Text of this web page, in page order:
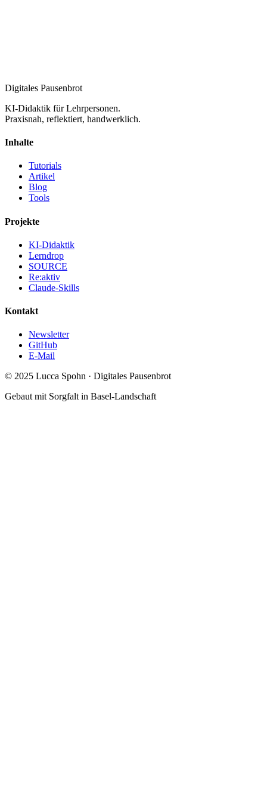
Digitales Pausenbrot
KI-Didaktik für Lehrpersonen.
Praxisnah, reflektiert, handwerklich.
Inhalte
Tutorials
Artikel
Blog
Tools
Projekte
KI-Didaktik
Lerndrop
SOURCE
Re:aktiv
Claude-Skills
Kontakt
Newsletter
GitHub
E-Mail
© 2025 Lucca Spohn · Digitales Pausenbrot
Gebaut mit Sorgfalt in Basel-Landschaft